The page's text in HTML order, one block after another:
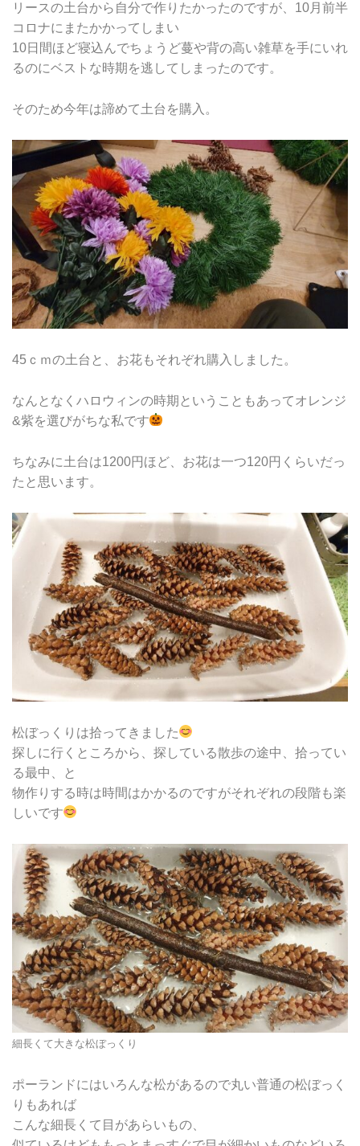
リースの土台から自分で作りたかったのですが、10月前半
コロナにまたかかってしまい
10日間ほど寝込んでちょうど蔓や背の高い雑草を手にいれ
るのにベストな時期を逃してしまったのです。
そのため今年は諦めて土台を購入。
45ｃｍの土台と、お花もそれぞれ購入しました。
なんとなくハロウィンの時期ということもあってオレンジ
&紫を選びがちな私です
ちなみに土台は1200円ほど、お花は一つ120円くらいだっ
たと思います。
松ぼっくりは拾ってきました
探しに行くところから、探している散歩の途中、拾ってい
る最中、と
物作りする時は時間はかかるのですがそれぞれの段階も楽
しいです
細長くて大きな松ぼっくり
ポーランドにはいろんな松があるので丸い普通の松ぼっく
りもあれば
こんな細長くて目があらいもの、